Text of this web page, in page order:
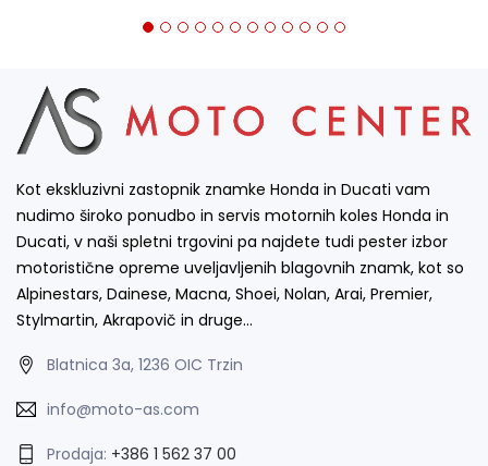
Kot ekskluzivni zastopnik znamke Honda in Ducati vam
nudimo široko ponudbo in servis motornih koles Honda in
Ducati, v naši spletni trgovini pa najdete tudi pester izbor
motoristične opreme uveljavljenih blagovnih znamk, kot so
Alpinestars, Dainese, Macna, Shoei, Nolan, Arai, Premier,
Stylmartin, Akrapovič in druge…
Blatnica 3a, 1236 OIC Trzin
info@moto-as.com
Prodaja: +386 1 562 37 00